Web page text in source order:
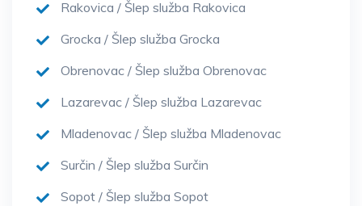
Rakovica / Šlep služba Rakovica
Grocka / Šlep služba Grocka
Obrenovac / Šlep služba Obrenovac
Lazarevac / Šlep služba Lazarevac
Mladenovac / Šlep služba Mladenovac
Surčin / Šlep služba Surčin
Sopot / Šlep služba Sopot